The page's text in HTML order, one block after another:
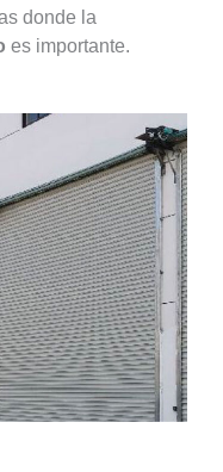
donde la
es importante.